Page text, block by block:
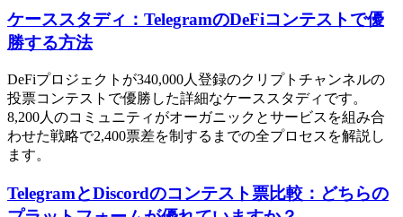
ケーススタディ：TelegramのDeFiコンテストで優
勝する方法
DeFiプロジェクトが340,000人登録のクリプトチャンネルの
投票コンテストで優勝した詳細なケーススタディです。
8,200人のコミュニティがオーガニックとサービスを組み合
わせた戦略で2,400票差を制するまでの全プロセスを解説し
ます。
TelegramとDiscordのコンテスト票比較：どちらの